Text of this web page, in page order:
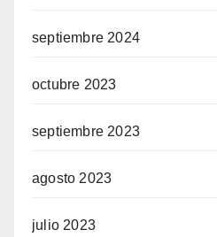
septiembre 2024
octubre 2023
septiembre 2023
agosto 2023
julio 2023